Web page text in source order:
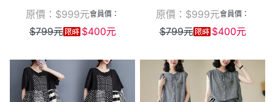
原價： $999元會員價：
$799元 $400元
原價： $999元會員價：
$799元 $400元